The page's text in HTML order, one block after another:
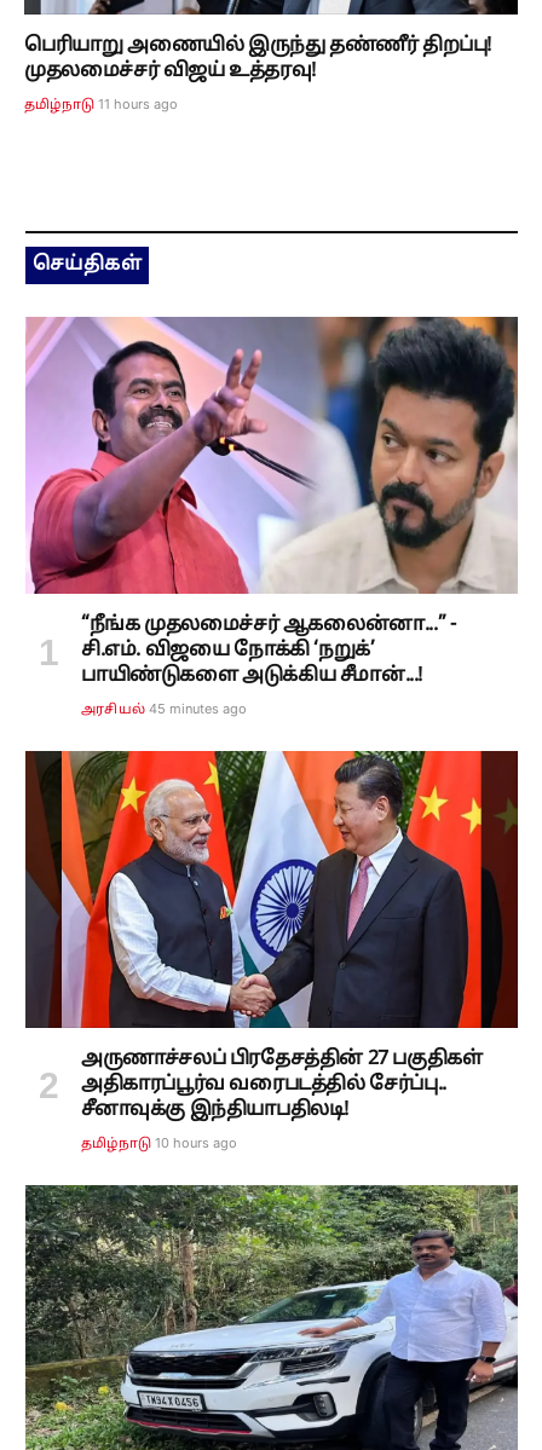
பெரியாறு அணையில் இருந்து தண்ணீர் திறப்பு!
முதலமைச்சர் விஜய் உத்தரவு!
தமிழ்நாடு 11 hours ago
செய்திகள்
“நீங்க முதலமைச்சர் ஆகலைன்னா...” -
சி.எம். விஜயை நோக்கி ‘நறுக்’
பாயிண்டுகளை அடுக்கிய சீமான்...!
அரசியல் 45 minutes ago
அருணாச்சலப் பிரதேசத்தின் 27 பகுதிகள்
அதிகாரப்பூர்வ வரைபடத்தில் சேர்ப்பு..
சீனாவுக்கு இந்தியாபதிலடி!
தமிழ்நாடு 10 hours ago